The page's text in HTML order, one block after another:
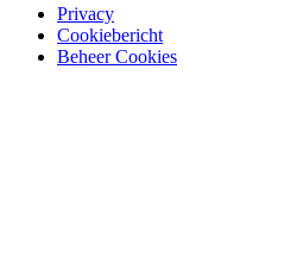
Privacy
Cookiebericht
Beheer Cookies